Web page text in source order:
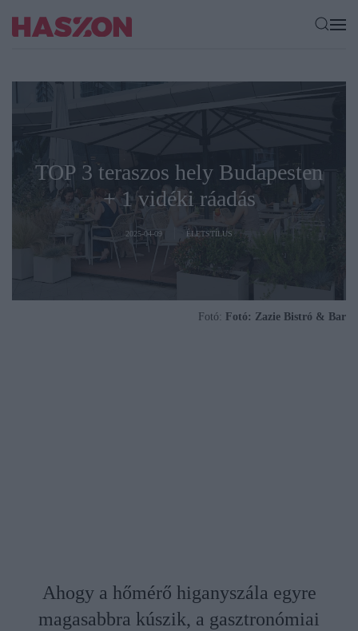
TOP 3 teraszos hely Budapesten
+ 1 vidéki ráadás
2025-04-09 ÉLETSTÍLUS
Fotó: Fotó: Zazie Bistró & Bar
Ahogy a hőmérő higanyszála egyre
magasabbra kúszik, a gasztronómiai